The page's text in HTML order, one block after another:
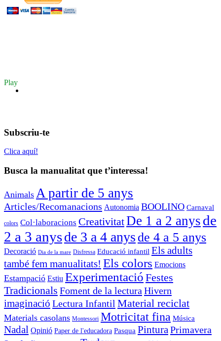
Play
Subscriu-te
Clica aquí!
Busca la manualitat que t’interessa!
Animals A partir de 5 anys
Articles/Recomanacions Autonomia BOOLINO Carnaval
colors Col·laboracions CreativitatDe 1 a 2 anys de
2 a 3 anysde 3 a 4 anys de 4 a 5 anys
Decoració Dia de la mare Disfressa Educació infantil Els adults
també fem manualitats! Els colors Emocions
Estampació Estiu Experimentació Festes
Tradicionals Foment de la lectura Hivern
imaginació Lectura Infantil Material reciclat
Materials casolans Montessori Motricitat fina Música
Nadal Opinió Paper de l'educadora Pasqua PinturaPrimavera